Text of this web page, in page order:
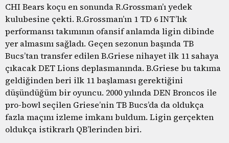
CHI Bears koçu en sonunda R.Grossman’ı yedek
kulubesine çekti. R.Grossman’ın 1 TD 6 INT’lık
performansı takımının ofansif anlamda ligin dibinde
yer almasını sağladı. Geçen sezonun başında TB
Bucs’tan transfer edilen B.Griese nihayet ilk 11 sahaya
çıkacak DET Lions deplasmanında. B.Griese bu takıma
geldiğinden beri ilk 11 başlaması gerektiğini
düşündüğüm bir oyuncu. 2000 yılında DEN Broncos ile
pro-bowl seçilen Griese’nin TB Bucs’da da oldukça
fazla maçını izleme imkanı buldum. Ligin gerçekten
oldukça istikrarlı QB’lerinden biri.